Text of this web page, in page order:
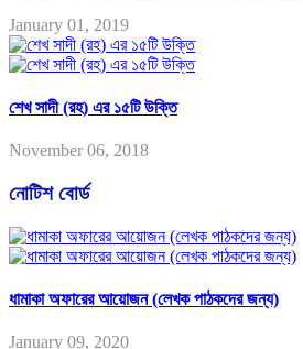
January 01, 2019
শেখ সাদী (রহ) এর ১৫টি উক্তি
November 06, 2018
নোটিশ বোর্ড
ধামাকা অফারের আয়োজন (লেখক পাঠকদের জন্য)
January 09, 2020